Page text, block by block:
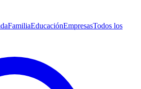
FamiliaEducaciónEmpresasTodos los